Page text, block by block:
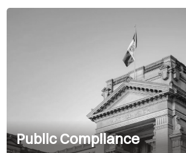
Public Compliance